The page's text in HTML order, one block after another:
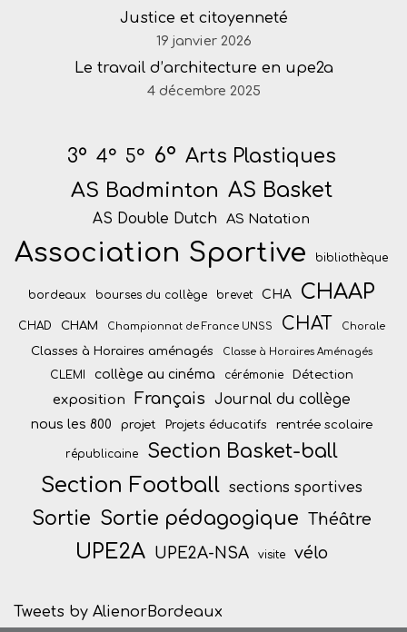
Justice et citoyenneté
19 janvier 2026
Le travail d’architecture en upe2a
4 décembre 2025
3° 4° 5° 6° Arts Plastiques
AS Badminton AS Basket
AS Double Dutch AS Natation
Association Sportive bibliothèque
bordeaux bourses du collège brevet CHA CHAAP
CHAD CHAM Championnat de France UNSS CHAT Chorale
Classes à Horaires aménagés Classe à Horaires Aménagés
CLEMI collège au cinéma cérémonie Détection
exposition Français Journal du collège
nous les 800 projet Projets éducatifs rentrée scolaire
républicaine Section Basket-ball
Section Football sections sportives
Sortie Sortie pédagogique Théâtre
UPE2A UPE2A-NSA visite vélo
Tweets by AlienorBordeaux